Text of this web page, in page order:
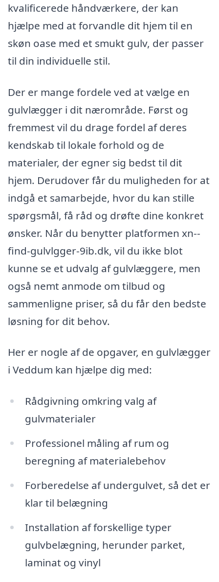
kvalificerede håndværkere, der kan
hjælpe med at forvandle dit hjem til en
skøn oase med et smukt gulv, der passer
til din individuelle stil.
Der er mange fordele ved at vælge en
gulvlægger i dit nærområde. Først og
fremmest vil du drage fordel af deres
kendskab til lokale forhold og de
materialer, der egner sig bedst til dit
hjem. Derudover får du muligheden for at
indgå et samarbejde, hvor du kan stille
spørgsmål, få råd og drøfte dine konkret
ønsker. Når du benytter platformen xn--
find-gulvlgger-9ib.dk, vil du ikke blot
kunne se et udvalg af gulvlæggere, men
også nemt anmode om tilbud og
sammenligne priser, så du får den bedste
løsning for dit behov.
Her er nogle af de opgaver, en gulvlægger
i Veddum kan hjælpe dig med:
Rådgivning omkring valg af
gulvmaterialer
Professionel måling af rum og
beregning af materialebehov
Forberedelse af undergulvet, så det er
klar til belægning
Installation af forskellige typer
gulvbelægning, herunder parket,
laminat og vinyl